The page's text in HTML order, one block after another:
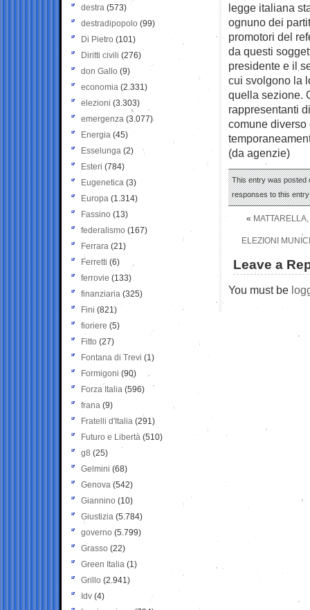
legge italiana
ognuno dei
promotori del
da questi
presidente e il
cui svolgono la
quella sezione.
rappresentanti
comune
(da agenzie)
This entry was posted
responses to this
«
ELEZIONI
Leave a
You must be
destra (573)
destradipopolo (99)
Di Pietro (101)
Diritti civili (276)
don Gallo (9)
economia (2.331)
elezioni (3.303)
emergenza (3.077)
Energia (45)
Esselunga (2)
Esteri (784)
Eugenetica (3)
Europa (1.314)
Fassino (13)
federalismo (167)
Ferrara (21)
Ferretti (6)
ferrovie (133)
finanziaria (325)
Fini (821)
fioriere (5)
Fitto (27)
Fontana di Trevi (1)
Formigoni (90)
Forza Italia (596)
frana (9)
Fratelli d'Italia (291)
Futuro e Libertà (510)
g8 (25)
Gelmini (68)
Genova (542)
Giannino (10)
Giustizia (5.784)
governo (5.799)
Grasso (22)
Green Italia (1)
Grillo (2.941)
Idv (4)